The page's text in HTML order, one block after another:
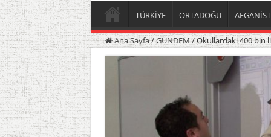
TÜRKİYE ORTADOĞU
Ana Sayfa/GÜNDEM /Okullardaki 400 bin